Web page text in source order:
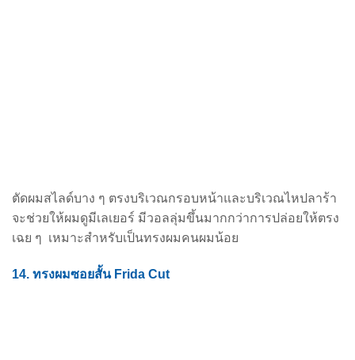
ตัดผมสไลด์บาง ๆ ตรงบริเวณกรอบหน้าและบริเวณไหปลาร้า
จะช่วยให้ผมดูมีเลเยอร์ มีวอลลุ่มขึ้นมากกว่าการปล่อยให้ตรง
เฉย ๆ เหมาะสำหรับเป็นทรงผมคนผมน้อย
14. ทรงผมซอยสั้น Frida Cut